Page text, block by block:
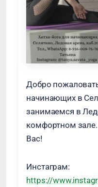
Добро
начинающих в
занимаемся в
комфортном
Вас!
Инстаграм:
https://